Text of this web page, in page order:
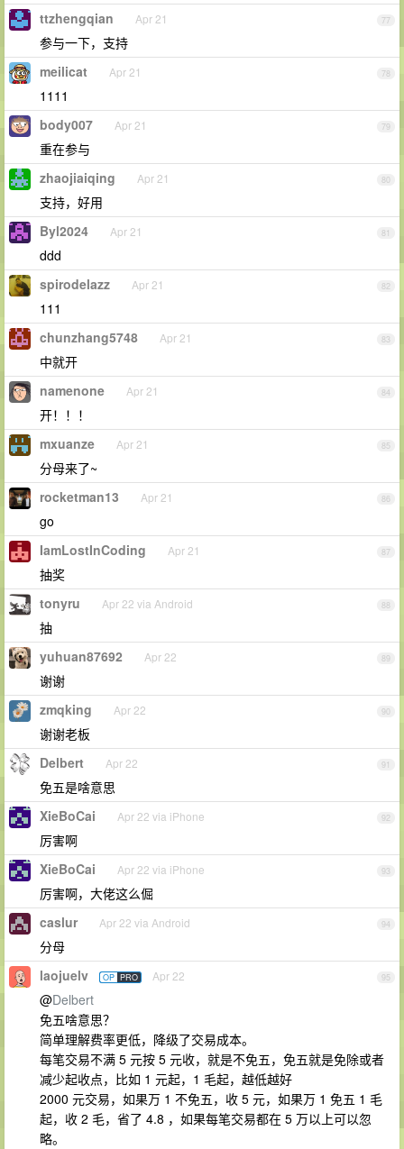
77
ttzhengqian Apr 21
参与一下，支持
78
meilicat Apr 21
1111
79
body007 Apr 21
重在参与
80
zhaojiaiqing Apr 21
支持，好用
81
Byl2024 Apr 21
ddd
82
spirodelazz Apr 21
111
83
chunzhang5748 Apr 21
中就开
84
namenone Apr 21
开！！！
85
mxuanze Apr 21
分母来了~
86
rocketman13 Apr 21
go
87
IamLostInCoding Apr 21
抽奖
88
tonyru Apr 22 via Android
抽
89
yuhuan87692 Apr 22
谢谢
90
zmqking Apr 22
谢谢老板
91
Delbert Apr 22
免五是啥意思
92
XieBoCai Apr 22 via iPhone
厉害啊
93
XieBoCai Apr 22 via iPhone
厉害啊，大佬这么倔
94
caslur Apr 22 via Android
分母
95
laojuelv OP PRO Apr 22
@Delbert
免五啥意思？
简单理解费率更低，降级了交易成本。
每笔交易不满 5 元按 5 元收，就是不免五，免五就是免除或者
减少起收点，比如 1 元起，1 毛起，越低越好
2000 元交易，如果万 1 不免五，收 5 元，如果万 1 免五 1 毛
起，收 2 毛，省了 4.8 ，如果每笔交易都在 5 万以上可以忽
略。